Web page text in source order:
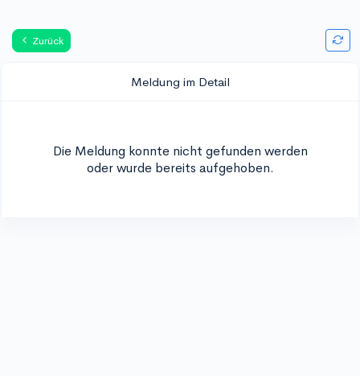
Zurück
Meldung im Detail
Die Meldung konnte nicht gefunden werden
oder wurde bereits aufgehoben.